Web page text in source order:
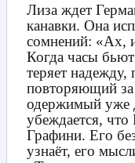
Лиза ждет
канавки. Она
сомнений: «Ах,
Когда часы
теряет надежду,
повторяющий
одержимый уже
убеждается,
Графини. Его
узнаёт, его